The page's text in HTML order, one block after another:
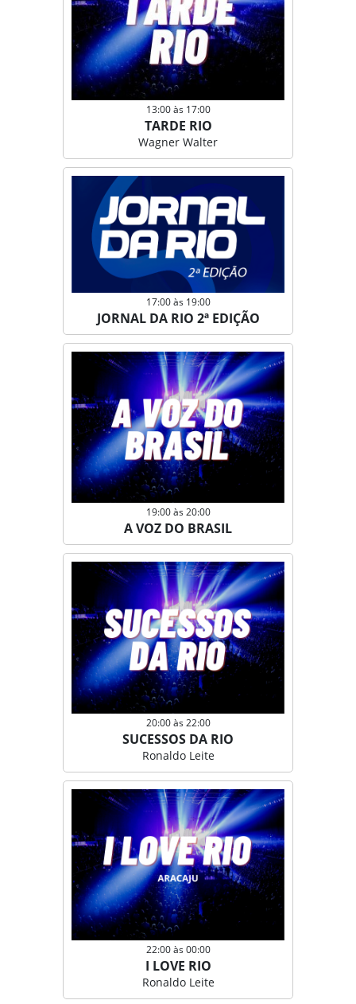
13:00 às 17:00
TARDE RIO
Wagner Walter
17:00 às 19:00
JORNAL DA RIO 2ª EDIÇÃO
19:00 às 20:00
A VOZ DO BRASIL
20:00 às 22:00
SUCESSOS DA RIO
Ronaldo Leite
22:00 às 00:00
I LOVE RIO
Ronaldo Leite